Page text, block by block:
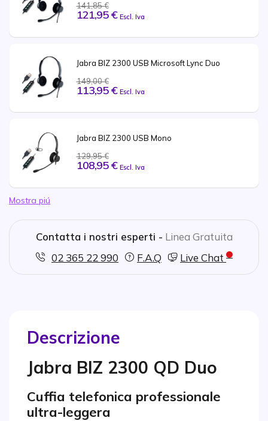
141,85 €
121,95 € Escl. Iva
Jabra BIZ 2300 USB Microsoft Lync Duo
149,00 €
113,95 € Escl. Iva
Jabra BIZ 2300 USB Mono
129,95 €
108,95 € Escl. Iva
Mostra piú
Contatta i nostri esperti - Linea Gratuita
02 365 22 990
F.A.Q Live Chat
Descrizione
Jabra BIZ 2300 QD Duo
Cuffia telefonica professionale
ultra-leggera